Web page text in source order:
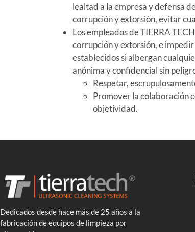
lealtad a la empresa y defensa
corrupción y extorsión, evitar
Los empleados de TIERRA
corrupción y extorsión, e
establecidos si albergan
anónima y confidencial sin
Respetar,
Promover la colaboración
objetividad.
Dedicados desde hace más de 25 años a la
fabricación de equipos de limpieza por